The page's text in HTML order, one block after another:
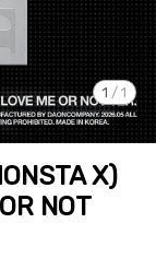
1 / 1
X)
NOT